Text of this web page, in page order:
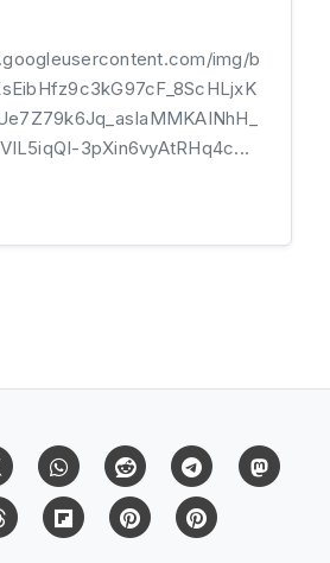
img/b
3pXin6vyAtRHq4c...
X (Twitter)Whatsapp Reddit Telegram
Threads Flipboard Pinterest